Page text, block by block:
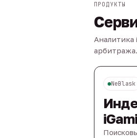
ПРОДУКТЫ
Аналитика
NeBlask